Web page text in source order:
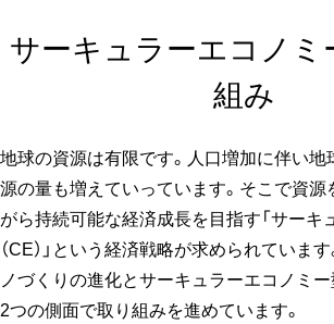
サーキュラーエコノミ
組み
地球の資源は有限です。人口増加に伴い地
源の量も増えていっています。そこで資源
がら持続可能な経済成長を目指す「サーキ
（CE）」という経済戦略が求められていま
ノづくりの進化とサーキュラーエコノミ
2つの側面で取り組みを進めています。